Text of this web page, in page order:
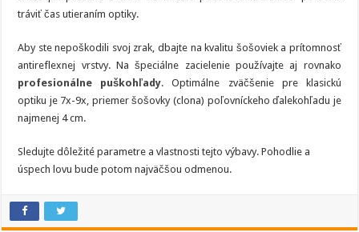
tráviť čas utieraním optiky.
Aby ste nepoškodili svoj zrak, dbajte na kvalitu šošoviek a prítomnosť
antireflexnej vrstvy. Na špeciálne zacielenie používajte aj rovnako
profesionálne puškohľady. Optimálne zväčšenie pre klasickú
optiku je 7x-9x, priemer šošovky (clona) poľovníckeho ďalekohľadu je
najmenej 4 cm.
Sledujte dôležité parametre a vlastnosti tejto výbavy. Pohodlie a
úspech lovu bude potom najväčšou odmenou.